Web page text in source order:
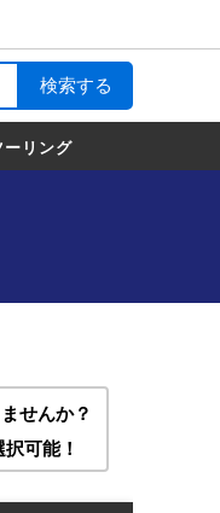
ーリング
せんか？
可能！